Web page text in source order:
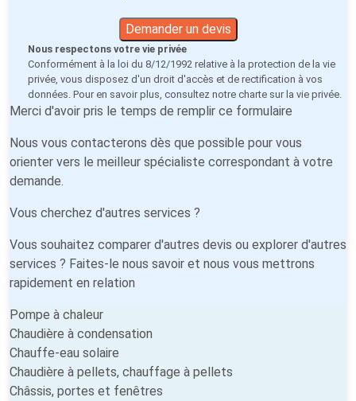
Demander un devis
Nous respectons votre vie privée
Conformément à la loi du 8/12/1992 relative à la protection de la vie
privée, vous disposez d'un droit d'accès et de rectification à vos
données. Pour en savoir plus, consultez notre charte sur la vie privée
Merci d'avoir pris le temps de remplir ce formulaire
Nous vous contacterons dès que possible pour vous
orienter vers le meilleur spécialiste correspondant à votre
demande.
Vous cherchez d'autres services ?
Vous souhaitez comparer d'autres devis ou explorer d'autres
services ? Faites-le nous savoir et nous vous mettrons
rapidement en relation
Pompe à chaleur
Chaudière à condensation
Chauffe-eau solaire
Chaudière à pellets, chauffage à pellets
Châssis, portes et fenêtres